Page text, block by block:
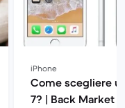
iPhone
Come scegliere
7? | Back Market